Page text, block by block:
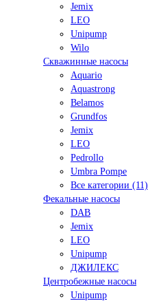
Jemix
LEO
Unipump
Wilo
Скважинные насосы
Aquario
Aquastrong
Belamos
Grundfos
Jemix
LEO
Pedrollo
Umbra Pompe
Все категории (11)
Фекальные насосы
DAB
Jemix
LEO
Unipump
ДЖИЛЕКС
Центробежные насосы
Unipump